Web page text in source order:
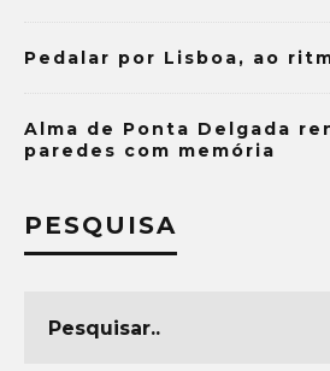
Pedalar por Lisboa, ao
Alma de Ponta Delgada
paredes com memória
PESQUISA